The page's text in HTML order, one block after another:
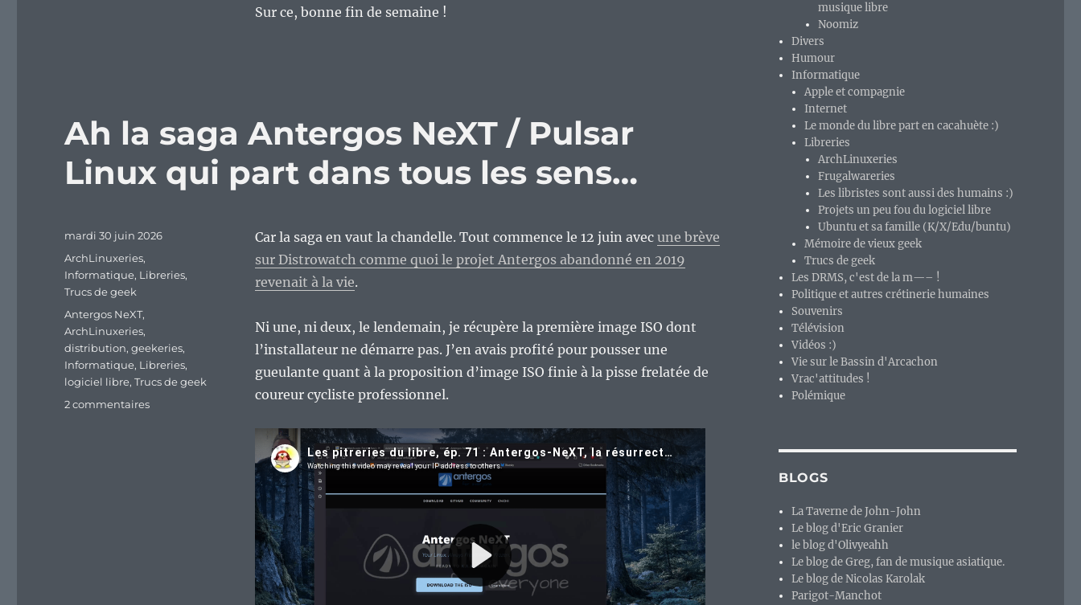
Sur ce, bonne fin de semaine !
Ah la saga Antergos NeXT / Pulsar
Linux qui part dans tous les sens…
Car la saga en vaut la chandelle. Tout commence le 12 juin avec une brève
sur Distrowatch comme quoi le projet Antergos abandonné en 2019
revenait à la vie.
Ni une, ni deux, le lendemain, je récupère la première image ISO dont
l’installateur ne démarre pas. J’en avais profité pour pousser une
gueulante quant à la proposition d’image ISO finie à la pisse frelatée de
coureur cycliste professionnel.
Publié
mardi 30 juin 2026
Catégories
ArchLinuxeries,
Informatique, Libreries,
Trucs de geek
Étiquettes
Antergos NeXT,
ArchLinuxeries,
distribution,geekeries,
Informatique, Libreries,
logiciel libre,Trucs de geek
2 commentairessur
musique libre
Noomiz
Divers
Humour
Informatique
Apple et compagnie
Internet
Le monde du libre part en cacahuète :)
Libreries
ArchLinuxeries
Frugalwareries
Les libristes sont aussi des humains :)
Projets un peu fou du logiciel libre
Ubuntu et sa famille (K/X/Edu/buntu)
Mémoire de vieux geek
Trucs de geek
Les DRMS, c'est de la m—– !
Politique et autres crétinerie humaines
Souvenirs
Télévision
Vidéos :)
Vie sur le Bassin d'Arcachon
Vrac'attitudes !
Polémique
BLOGS
La Taverne de John-John
Le blog d'Eric Granier
le blog d'Olivyeahh
Le blog de Greg, fan de musique asiatique.
Le blog de Nicolas Karolak
Parigot-Manchot